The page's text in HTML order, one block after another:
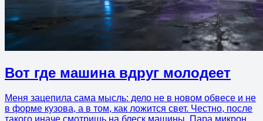
Вот где машина вдруг молодеет
Меня зацепила сама мысль: дело не в новом обвесе и не
в форме кузова, а в том, как ложится свет. Честно, после